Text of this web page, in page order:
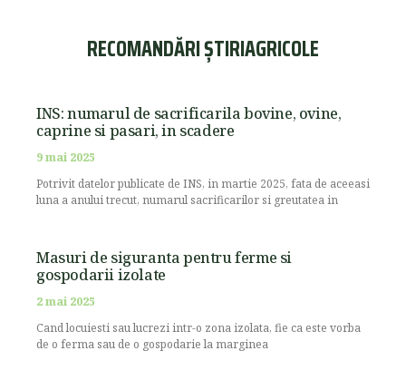
RECOMANDĂRI ȘTIRIAGRICOLE
INS: numarul de sacrificarila bovine, ovine,
caprine si pasari, in scadere
9 mai 2025
Potrivit datelor publicate de INS, in martie 2025, fata de aceeasi
luna a anului trecut, numarul sacrificarilor si greutatea in
Masuri de siguranta pentru ferme si
gospodarii izolate
2 mai 2025
Cand locuiesti sau lucrezi intr-o zona izolata, fie ca este vorba
de o ferma sau de o gospodarie la marginea